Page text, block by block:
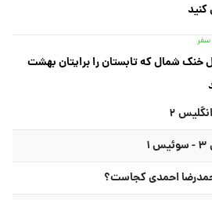
سفر
خنک شمال که تابستان را برایتان بهشت
احمدی کجاست؟